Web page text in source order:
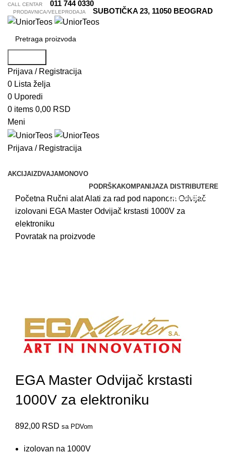
CALL CENTAR 011 744 0330
PRODAVNICA/VELEPRODAJA SUBOTIČKA 23, 11050 BEOGRAD
Prijava / Registracija
0 Lista želja
0 Uporedi
0 items 0,00 RSD
Meni
Prijava / Registracija
AKCIJAIZDVAJAMONOVO
PODRŠKAKOMPANIJAZA DISTRIBUTERE
Početna Ručni alatAlati za rad pod naponom Odvijač
izolovani EGA Master Odvijač krstasti 1000V za
elektroniku
Povratak na proizvode
EGA Master Odvijač krstasti
1000V za elektroniku
892,00 RSD sa PDVom
izolovan na 1000V
Do isteka zaliha
Do isteka zaliha
Do isteka zaliha
Do isteka zaliha